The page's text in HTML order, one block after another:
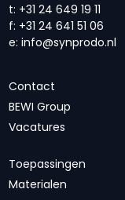
t: +31 24 649 19 11
f: +31 24 641 51 06
e: info@synprodo.nl
Contact
BEWI Group
Vacatures
Toepassingen
Materialen